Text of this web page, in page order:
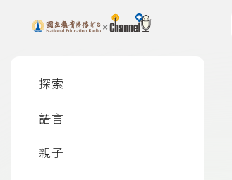
上方功能區塊
探索
語言
親子